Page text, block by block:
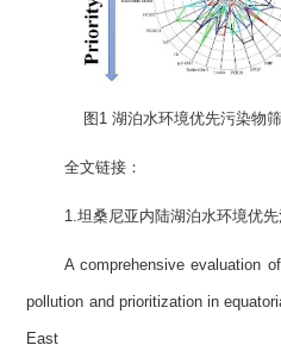
图1 湖泊水环境优先污染物
全文链接：
1.坦桑尼亚内陆湖泊水环境优
A comprehensive evaluation
pollution and prioritization in
East